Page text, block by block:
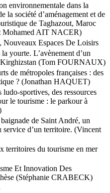
environnementale dans la
la société d’aménagement et de
de Taghazout, Maroc
AIT NACER)
Nouveaux Espaces De Loisirs
yourte. L’avènement d’un
Kirghizstan (Tom FOURNAUX)
de métropoles françaises : des
? (Jonathan HAQUET)
sportives, des ressources
le tourisme : le parkour à
de Saint André, un
service d’un territoire. (Vincent
territoires du tourisme en mer
Et Innovation Des
(Stéphanie CRABECK)